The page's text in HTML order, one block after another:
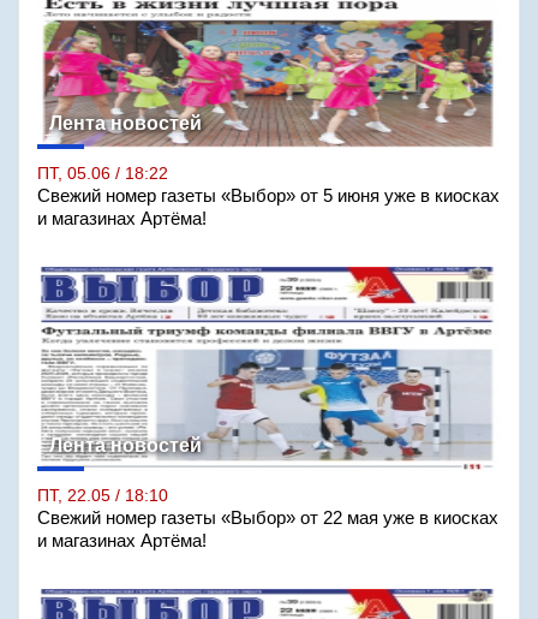
Лента новостей
ПТ, 05.06 / 18:22
Свежий номер газеты «Выбор» от 5 июня уже в киосках
и магазинах Артёма!
Лента новостей
ПТ, 22.05 / 18:10
Свежий номер газеты «Выбор» от 22 мая уже в киосках
и магазинах Артёма!